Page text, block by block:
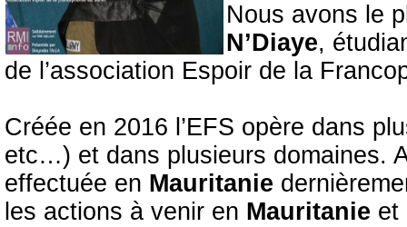
Nous avons le
N’Diaye,
de l’association Espoir de la
Créée en 2016 l’EFS opère dans
etc…) et dans plusieurs domaines.
effectuée en Mauritanie
les actions à venir en Mauritanie et